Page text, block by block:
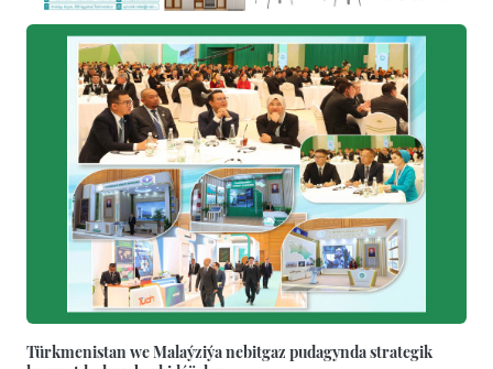
Türkmenistan we Malaýziýa nebitgaz pudagynda strategik